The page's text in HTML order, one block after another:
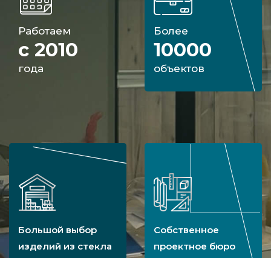
Работаем
с 2010
года
Более
10000
объектов
Большой выбор
изделий из стекла
Собственное
проектное бюро